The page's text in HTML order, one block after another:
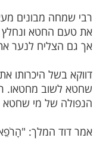
מתפקדים כמורי
יעשה. ובעצם מי
ראויים אנחנו?
בדרך שהוא עבר,